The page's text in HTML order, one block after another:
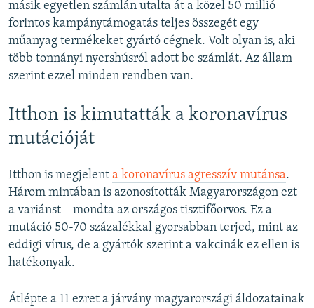
másik egyetlen számlán utalta át a közel 50 millió
forintos kampánytámogatás teljes összegét egy
műanyag termékeket gyártó cégnek. Volt olyan is, aki
több tonnányi nyershúsról adott be számlát. Az állam
szerint ezzel minden rendben van.
Itthon is kimutatták a koronavírus
mutációját
Itthon is megjelent a koronavírus agresszív mutánsa.
Három mintában is azonosították Magyarországon ezt
a variánst – mondta az országos tisztifőorvos. Ez a
mutáció 50-70 százalékkal gyorsabban terjed, mint az
eddigi vírus, de a gyártók szerint a vakcinák ez ellen is
hatékonyak.
Átlépte a 11 ezret a járvány magyarországi áldozatainak